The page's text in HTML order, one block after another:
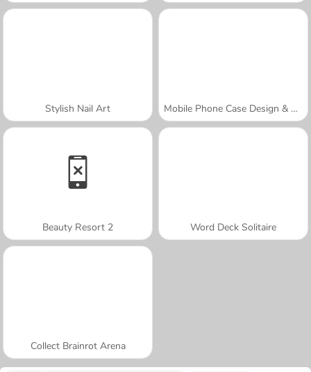
Stylish Nail Art Mobile Phone Case Design & DIY
Beauty Resort 2 Word Deck Solitaire
Collect Brainrot Arena